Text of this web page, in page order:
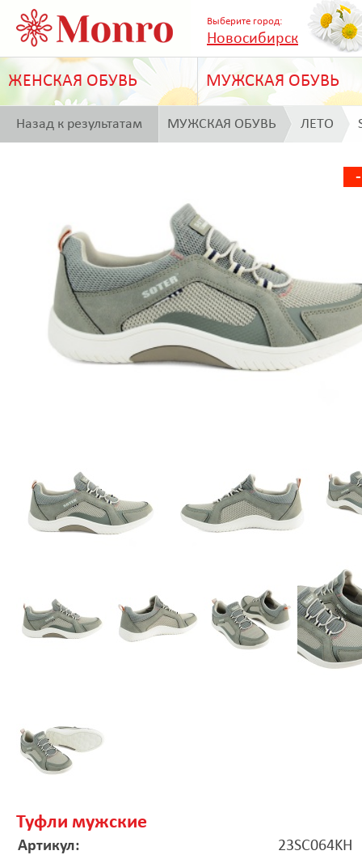
Выберите город:
Новосибирск
ЖЕНСКАЯ ОБУВЬ МУЖСКАЯ ОБУВЬ
Назад к результатам МУЖСКАЯ ОБУВЬ ЛЕТО
Туфли мужские
Артикул:
23SC064KH